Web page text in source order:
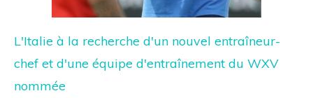
L'Italie à la recherche d'un nouvel entraîneur-
chef et d'une équipe d'entraînement du WXV
nommée